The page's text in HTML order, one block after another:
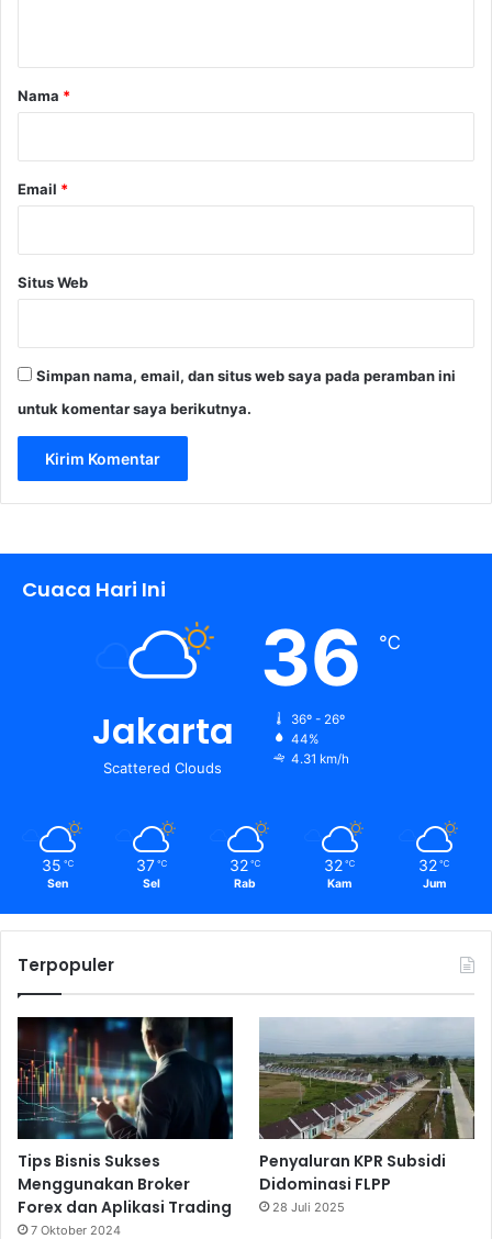
e
r
Nama *
Email *
Situs Web
Simpan nama, email, dan situs web saya pada peramban ini
untuk komentar saya berikutnya.
Cuaca Hari Ini
Jakarta
Scattered Clouds
36 ℃
36º - 26º
44%
4.31 km/h
35 ℃
Sen
37 ℃
Sel
32 ℃
Rab
32 ℃
Kam
32 ℃
Jum
Terpopuler
Tips Bisnis Sukses
Menggunakan Broker
Forex dan Aplikasi Trading
7 Oktober 2024
Penyaluran KPR Subsidi
Didominasi FLPP
28 Juli 2025